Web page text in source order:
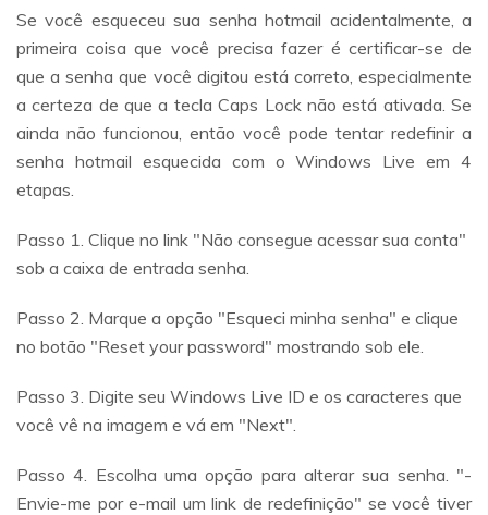
Se você esqueceu sua senha hotmail acidentalmente, a
primeira coisa que você precisa fazer é certificar-se de
que a senha que você digitou está correto, especialmente
a certeza de que a tecla Caps Lock não está ativada. Se
ainda não funcionou, então você pode tentar redefinir a
senha hotmail esquecida com o Windows Live em 4
etapas.
Passo 1. Clique no link "Não consegue acessar sua conta"
sob a caixa de entrada senha.
Passo 2. Marque a opção "Esqueci minha senha" e clique
no botão "Reset your password" mostrando sob ele.
Passo 3. Digite seu Windows Live ID e os caracteres que
você vê na imagem e vá em "Next".
Passo 4. Escolha uma opção para alterar sua senha. "-
Envie-me por e-mail um link de redefinição" se você tiver